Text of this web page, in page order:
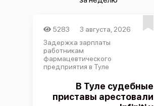
5283
3 августа, 2026
Задержка зарплаты
работникам
фармацевтического
предприятия в Туле
В Туле судебные
приставы арестовали